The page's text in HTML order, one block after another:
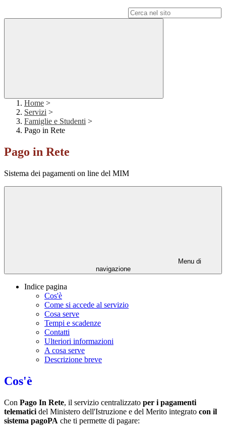
Home >
Servizi >
Famiglie e Studenti >
Pago in Rete
Pago in Rete
Sistema dei pagamenti on line del MIM
Menu di
navigazione
Indice pagina
Cos'è
Come si accede al servizio
Cosa serve
Tempi e scadenze
Contatti
Ulteriori informazioni
A cosa serve
Descrizione breve
Cos'è
Con Pago In Rete, il servizio centralizzato per i pagamenti
telematici del Ministero dell'Istruzione e del Merito integrato con il
sistema pagoPA che ti permette di pagare: